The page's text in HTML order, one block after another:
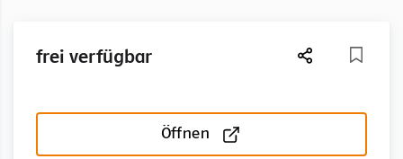
frei verfügbar
Öffnen